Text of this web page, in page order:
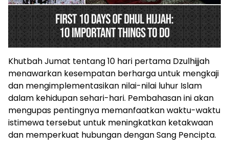
Khutbah Jumat tentang 10 hari pertama Dzulhijjah
menawarkan kesempatan berharga untuk mengkaji
dan mengimplementasikan nilai-nilai luhur Islam
dalam kehidupan sehari-hari. Pembahasan ini akan
mengupas pentingnya memanfaatkan waktu-waktu
istimewa tersebut untuk meningkatkan ketakwaan
dan memperkuat hubungan dengan Sang Pencipta.